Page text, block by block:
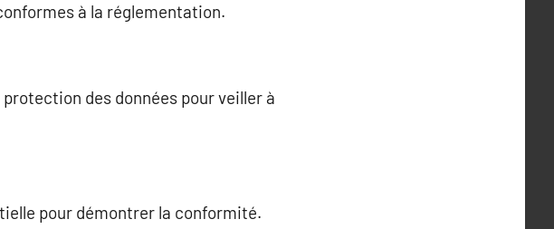
à la réglementation.
des données pour veiller à
pour démontrer la conformité.